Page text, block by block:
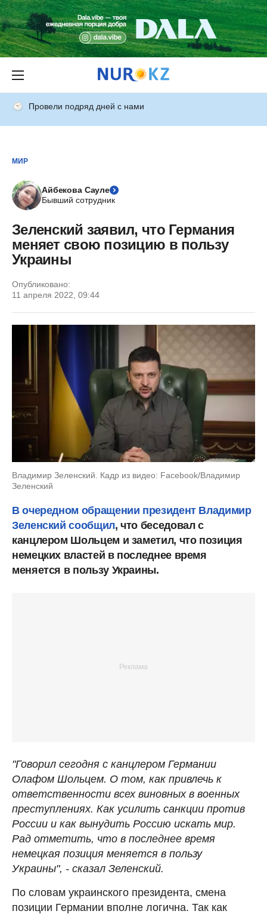
Провели подряд дней с нами
МИР
Айбекова Сауле
Бывший сотрудник
Зеленский заявил, что Германия
меняет свою позицию в пользу
Украины
Опубликовано:
11 апреля 2022, 09:44
Владимир Зеленский. Кадр из видео: Facebook/Владимир
Зеленский
В очередном обращении президент Владимир
Зеленский сообщил, что беседовал с
канцлером Шольцем и заметил, что позиция
немецких властей в последнее время
меняется в пользу Украины.
"Говорил сегодня с канцлером Германии
Олафом Шольцем. О том, как привлечь к
ответственности всех виновных в военных
преступлениях. Как усилить санкции против
России и как вынудить Россию искать мир.
Рад отметить, что в последнее время
немецкая позиция меняется в пользу
Украины", - сказал Зеленский.
По словам украинского президента, смена
позиции Германии вполне логична. Так как